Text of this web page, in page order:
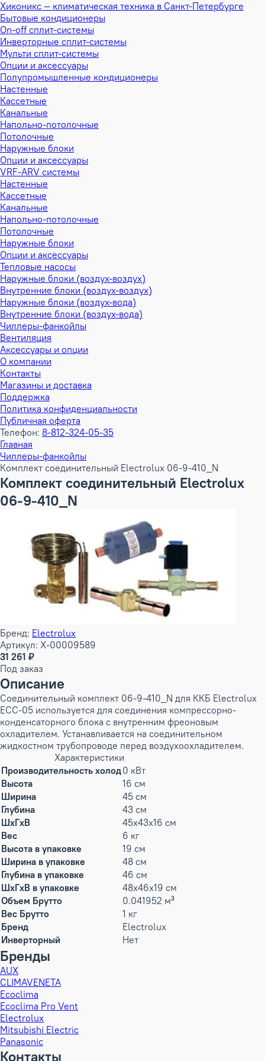
Хиконикс — климатическая техника в Санкт-Петербурге
Бытовые кондиционеры
On-off сплит-системы
Инверторные сплит-системы
Мульти сплит-системы
Опции и аксессуары
Полупромышленные кондиционеры
Настенные
Кассетные
Канальные
Напольно-потолочные
Потолочные
Наружные блоки
Опции и аксессуары
VRF-ARV системы
Настенные
Кассетные
Канальные
Напольно-потолочные
Потолочные
Наружные блоки
Опции и аксессуары
Тепловые насосы
Наружные блоки (воздух-воздух)
Внутренние блоки (воздух-воздух)
Наружные блоки (воздух-вода)
Внутренние блоки (воздух-вода)
Чиллеры-фанкойлы
Вентиляция
Аксессуары и опции
О компании
Контакты
Магазины и доставка
Поддержка
Политика конфиденциальности
Публичная оферта
Телефон: 8-812-324-05-35
Главная
Чиллеры-фанкойлы
Комплект соединительный Electrolux 06-9-410_N
Комплект соединительный Electrolux
06-9-410_N
Бренд: Electrolux
Артикул: X-00009589
31 261 ₽
Под заказ
Описание
Соединительный комплект 06-9-410_N для ККБ Electrolux
ECC-05 используется для соединения компрессорно-
конденсаторного блока с внутренним фреоновым
охладителем. Устанавливается на соединительном
жидкостном трубопроводе перед воздухоохладителем.
Характеристики
Производительность холод0 кВт
Высота
16 см
Ширина
45 см
Глубина
43 см
ШxГxВ
45x43x16 см
Вес
6 кг
Высота в упаковке
19 см
Ширина в упаковке
48 см
Глубина в упаковке
46 см
ШxГxВ в упаковке
48x46x19 см
Объем Брутто
0.041952 м³
Вес Брутто
1 кг
Бренд
Electrolux
Инверторный
Нет
Бренды
AUX
CLIMAVENETA
Ecoclima
Ecoclima Pro Vent
Electrolux
Mitsubishi Electric
Panasonic
Контакты